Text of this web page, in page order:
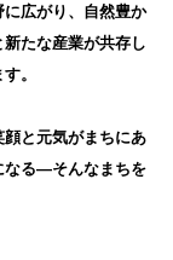
更届出書（以下、
体へ令和8年1月10
すので、ワンスト
書提出期日までに
広がり、自然豊か
たな産業が共存し
。
と元気がまちにあ
なる―そんなまちを